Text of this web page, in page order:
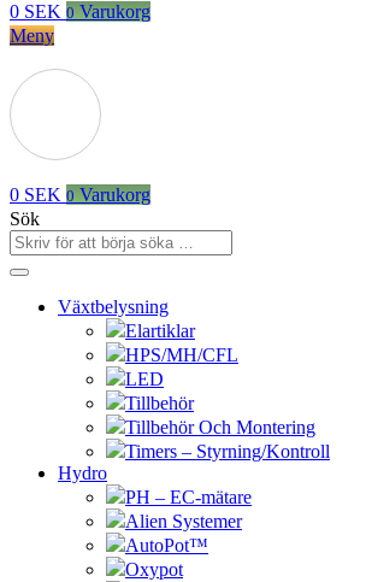
0 SEK 0 Varukorg
Meny
0 SEK 0 Varukorg
Sök
Växtbelysning
Elartiklar
HPS/MH/CFL
LED
Tillbehör
Tillbehör Och Montering
Timers – Styrning/Kontroll
Hydro
PH – EC-mätare
Alien Systemer
AutoPot™
Oxypot